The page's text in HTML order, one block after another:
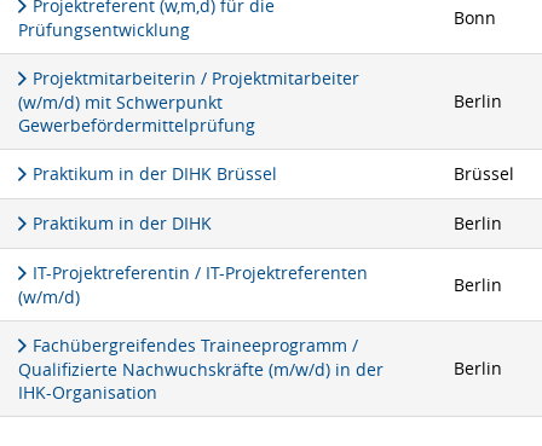
Projektreferent (w,m,d) für die
Prüfungsentwicklung
Bonn
Projektmitarbeiterin / Projektmitarbeiter
(w/m/d) mit Schwerpunkt
Gewerbefördermittelprüfung
Berlin
Praktikum in der DIHK Brüssel Brüssel
Praktikum in der DIHK Berlin
IT-Projektreferentin / IT-Projektreferenten
(w/m/d)
Berlin
Fachübergreifendes Traineeprogramm /
Qualifizierte Nachwuchskräfte (m/w/d) in der
IHK-Organisation
Berlin